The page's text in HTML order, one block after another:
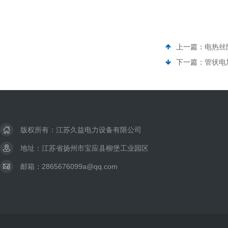
上一篇： 电热丝
下一篇： 管状电
版权所有：江苏久益电力设备有限公司
地址：江苏省扬州市宝应县柳堡工业园区
邮箱：2865676099a@qq.com